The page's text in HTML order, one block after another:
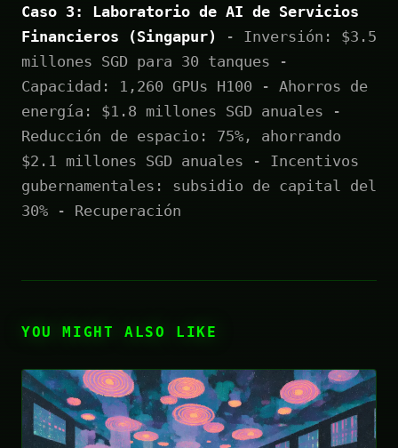
Caso 3: Laboratorio de AI de Servicios
Financieros (Singapur)
- Inversión: $3.5
millones SGD para 30 tanques -
Capacidad: 1,260 GPUs H100 - Ahorros de
energía: $1.8 millones SGD anuales -
Reducción de espacio: 75%, ahorrando
$2.1 millones SGD anuales - Incentivos
gubernamentales: subsidio de capital del
30% - Recuperación
YOU MIGHT ALSO LIKE